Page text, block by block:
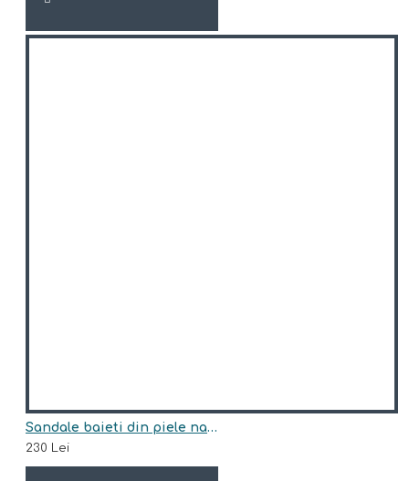
Sandale baieti din piele naturala model FREDY
230 Lei